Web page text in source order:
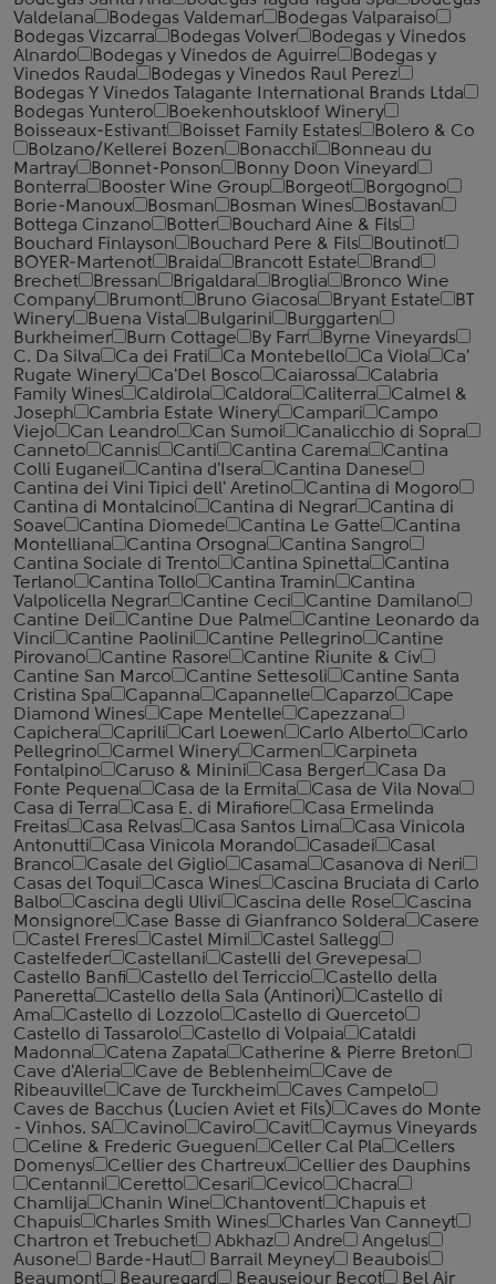
Valdelana
Bodegas Valdemar
Bodegas Valparaiso
Bodegas Vizcarra
Bodegas Volver
Bodegas y Vinedos
Alnardo
Bodegas y Vinedos de Aguirre
Bodegas y
Vinedos Rauda
Bodegas y Vinedos Raul Perez
Bodegas Y Vinedos Talagante International Brands Ltda
Bodegas Yuntero
Boekenhoutskloof Winery
Boisseaux-Estivant
Boisset Family Estates
Bolero & Co
Bolzano/Kellerei Bozen
Bonacchi
Bonneau du
Martray
Bonnet-Ponson
Bonny Doon Vineyard
Bonterra
Booster Wine Group Borgeot
Borgogno
Borie-Manoux
Bosman Bosman Wines
Bostavan
Bottega Cinzano
Botter
Bouchard Aine & Fils
Bouchard Finlayson
Bouchard Pere & Fils
Boutinot
BOYER-Martenot
Braida Brancott Estate
Brand
Brechet
Bressan Brigaldara Broglia
Bronco Wine
Company
Brumont Bruno Giacosa Bryant Estate
BT
Winery
Buena Vista Bulgarini
Burggarten
Burkheimer
Burn Cottage By Farr
Byrne Vineyards
C. Da Silva
Ca dei Frati Ca Montebello Ca Viola
Ca'
Rugate Winery
Ca'Del Bosco Caiarossa
Calabria
Family Wines
Caldirola Caldora Caliterra
Calmel &
Joseph
Cambria Estate Winery Campari
Campo
Viejo
Can Leandro Can Sumoi
Canalicchio di Sopra
Canneto
Cannis Canti Cantina Carema
Cantina
Colli Euganei
Cantina d'Isera
Cantina Danese
Cantina dei Vini Tipici dell' Aretino
Cantina di Mogoro
Cantina di Montalcino
Cantina di Negrar
Cantina di
Soave
Cantina Diomede Cantina Le Gatte
Cantina
Montelliana
Cantina Orsogna
Cantina Sangro
Cantina Sociale di Trento
Cantina Spinetta
Cantina
Terlano
Cantina Tollo Cantina Tramin
Cantina
Valpolicella Negrar
Cantine Ceci
Cantine Damilano
Cantine Dei
Cantine Due Palme
Cantine Leonardo da
Vinci
Cantine Paolini Cantine Pellegrino
Cantine
Pirovano
Cantine Rasore
Cantine Riunite & Civ
Cantine San Marco
Cantine Settesoli
Cantinе Santa
Cristina Spa
Capanna Capannelle Caparzo
Cape
Diamond Wines
Cape Mentelle
Capezzana
Capichera
Caprili Carl Loewen Carlo Alberto
Carlo
Pellegrino
Carmel Winery Carmen
Carpineta
Fontalpino
Caruso & Minini Casa Berger
Casa Da
Fonte Pequena
Casa de la Ermita
Casa de Vila Nova
Casa di Terra
Casa E. di Mirafiore
Casa Ermelinda
Freitas
Casa Relvas Casa Santos Lima
Casa Vinicola
Antonutti
Casa Vinicola Morando Casadei
Casal
Branco
Casale del Giglio Casama
Casanova di Neri
Casas del Toqui
Casca Wines
Cascina Bruciata di Carlo
Balbo
Cascina degli Ulivi Cascina delle Rose
Cascina
Monsignore
Case Basse di Gianfranco Soldera
Casere
Castel Freres
Castel Mimi
Castel Sallegg
Castelfeder
Castellani
Castelli del Grevepesa
Castello Banfi
Castello del Terriccio
Castello della
Paneretta
Castello della Sala (Antinori)
Castello di
Ama
Castello di Lozzolo
Castello di Querceto
Castello di Tassarolo
Castello di Volpaia
Cataldi
Madonna
Catena Zapata
Catherine & Pierre Breton
Cave d'Aleria
Cave de Beblenheim
Cave de
Ribeauville
Cave de Turckheim
Caves Campelo
Caves de Bacchus (Lucien Aviet et Fils)
Caves do Monte
- Vinhos. SA
Cavino Caviro Cavit
Caymus Vineyards
Celine & Frederic Gueguen
Celler Cal Pla
Cellers
Domenys
Cellier des Chartreux
Cellier des Dauphins
Centanni
Ceretto Cesari Cevico
Chacra
Chamlija
Chanin Wine Chantovent
Chapuis et
Chapuis
Charles Smith Wines
Charles Van Canneyt
Chartron et Trebuchet
Abkhaz Andre
Angelus
Ausone
Barde-Haut Barrail Meyney
Beaubois
Beaumont
Beauregard Beausejour Becot
Bel Air